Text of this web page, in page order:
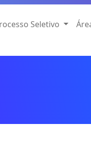
Seletivo